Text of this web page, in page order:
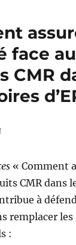
face
CMR
« Comment
CMR dans
à
remplacer les
: